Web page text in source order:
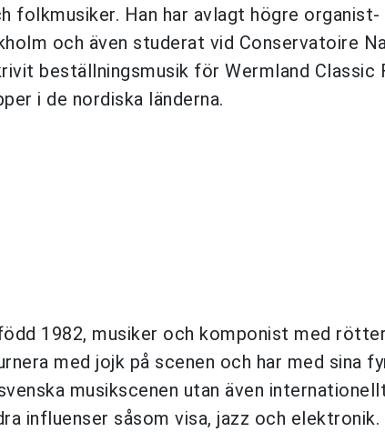
folkmusiker. Han har avlagt högre
och även studerat vid Conservatoire
beställningsmusik för Wermland
i de nordiska länderna.
1982, musiker och komponist med
med jojk på scenen och har med sina
musikscenen utan även
influenser såsom visa, jazz och elektronik.